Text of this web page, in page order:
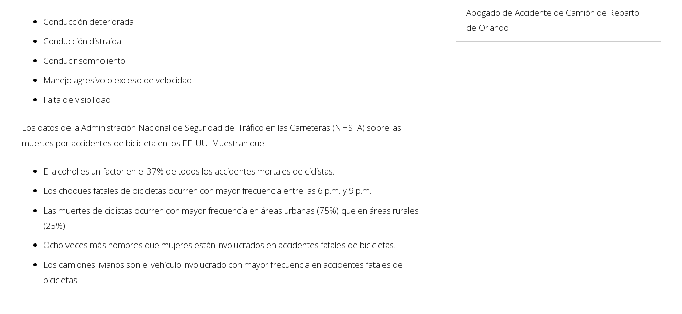
Conducción deteriorada
Conducción distraída
Conducir somnoliento
Manejo agresivo o exceso de velocidad
Falta de visibilidad
Los datos de la Administración Nacional de Seguridad del Tráfico en las Carreteras (NHSTA) sobre las
muertes por accidentes de bicicleta en los EE. UU. Muestran que:
El alcohol es un factor en el 37% de todos los accidentes mortales de ciclistas.
Los choques fatales de bicicletas ocurren con mayor frecuencia entre las 6 p.m. y 9 p.m.
Las muertes de ciclistas ocurren con mayor frecuencia en áreas urbanas (75%) que en áreas rurales
(25%).
Ocho veces más hombres que mujeres están involucrados en accidentes fatales de bicicletas.
Los camiones livianos son el vehículo involucrado con mayor frecuencia en accidentes fatales de
bicicletas.
Abogado de Accidente de Camión de Reparto
de Orlando